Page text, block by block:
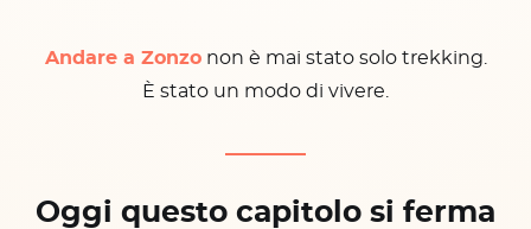
Andare a Zonzonon è mai stato solo trekking.
È stato un modo di vivere.
Oggi questo capitolo si ferma